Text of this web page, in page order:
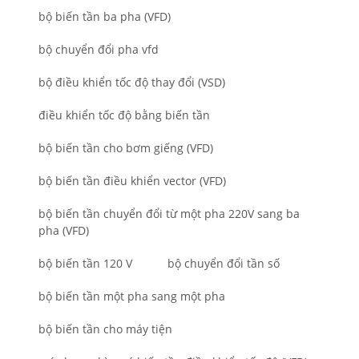
bộ biến tần ba pha (VFD)
bộ chuyển đổi pha vfd
bộ điều khiển tốc độ thay đổi (VSD)
điều khiển tốc độ bằng biến tần
bộ biến tần cho bơm giếng (VFD)
bộ biến tần điều khiển vector (VFD)
bộ biến tần chuyển đổi từ một pha 220V sang ba
pha (VFD)
bộ biến tần 120 V bộ chuyển đổi tần số
bộ biến tần một pha sang một pha
bộ biến tần cho máy tiện